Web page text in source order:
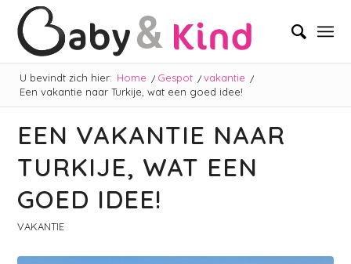
U bevindt zich hier: Home / Gespot / vakantie /
Een vakantie naar Turkije, wat een goed idee!
EEN VAKANTIE NAAR
TURKIJE, WAT EEN
GOED IDEE!
VAKANTIE